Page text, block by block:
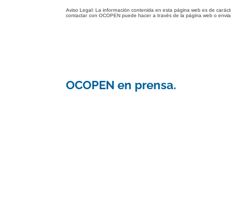
Aviso Legal: La información contenida en esta página web es de
contactar con OCOPEN puede hacer a través de la página web o
OCOPEN en prensa.